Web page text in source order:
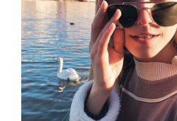
Širina:
Dužina drškice:
Širina mosta:
Težina:
Prilagodljivi jastučići za nos: